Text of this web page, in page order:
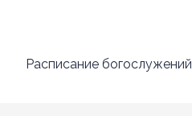
Расписание богослужений